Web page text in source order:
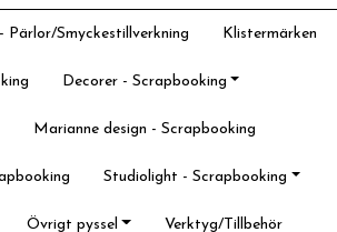
Pärlor/Smyckestillverkning Klistermärken
Decorer - Scrapbooking
Marianne design - Scrapbooking
Studiolight - Scrapbooking
Övrigt pyssel Verktyg/Tillbehör